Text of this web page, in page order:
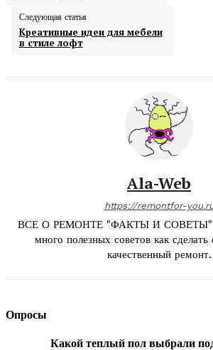
Следующая статья
Креативные идеи для мебели
в стиле лофт
Ala-Web
https://remontfor-
ВСЕ О РЕМОНТЕ "ФАКТЫ И СОВЕТЫ"
много полезных советов как
качественный ремонт.
Опросы
Какой теплый пол выбрали